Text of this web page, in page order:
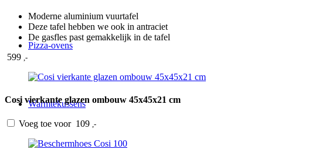
Pizza-ovens
Warmtekussens
Moderne aluminium vuurtafel
Deze tafel hebben we ook in antraciet
De gasfles past gemakkelijk in de tafel
599 ,-
Cosi vierkante glazen ombouw 45x45x21 cm
Voeg toe voor 109 ,-